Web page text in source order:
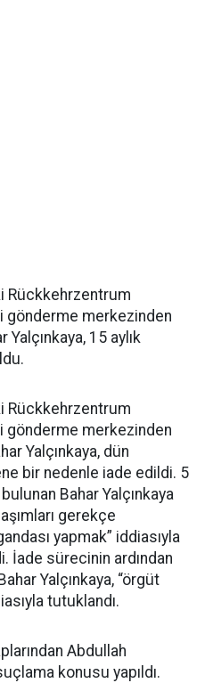
Rückkehrzentrum
gönderme merkezinden
Yalçınkaya, 15 aylık
Rückkehrzentrum
gönderme merkezinden
Yalçınkaya, dün
bir nedenle iade edildi. 5
Bahar Yalçınkaya
gerekçe
yapmak” iddiasıyla
İade sürecinin ardından
Yalçınkaya, “örgüt
tutuklandı.
Abdullah
konusu yapıldı.